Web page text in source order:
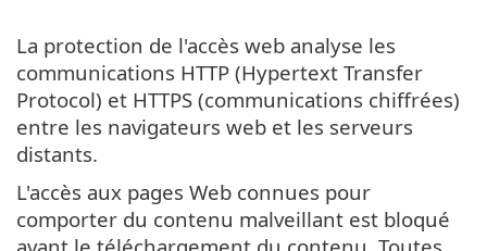
La protection de l'accès web analyse les
communications HTTP (Hypertext Transfer
Protocol) et HTTPS (communications chiffrées)
entre les navigateurs web et les serveurs
distants.
L'accès aux pages Web connues pour
comporter du contenu malveillant est bloqué